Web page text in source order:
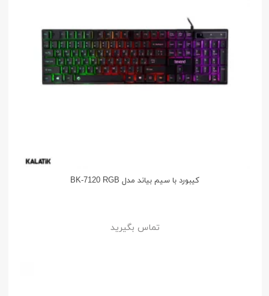
کیبورد با سیم بیاند مدل BK-7120 RGB
تماس بگیرید